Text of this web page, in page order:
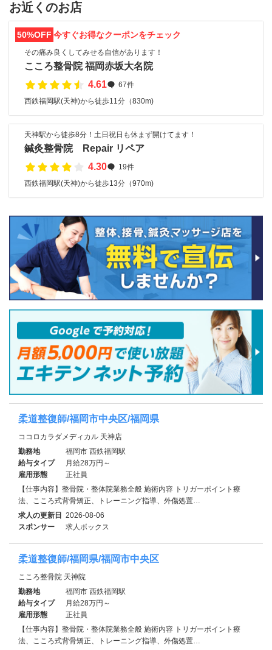
お近くのお店
50%OFF 今すぐお得なクーポンをチェック
その痛み良くしてみせる自信があります！
こころ整骨院 福岡赤坂大名院
4.61
67件
西鉄福岡駅(天神)から徒歩11分（830m)
天神駅から徒歩8分！土日祝日も休まず開けてます！
鍼灸整骨院 Repair リペア
4.30
19件
西鉄福岡駅(天神)から徒歩13分（970m)
柔道整復師/福岡市中央区/福岡県
ココロカラダメディカル 天神店
勤務地
福岡市 西鉄福岡駅
給与タイプ
月給28万円～
雇用形態
正社員
【仕事内容】整骨院・整体院業務全般 施術内容 トリガーポイント療
法、こころ式背骨矯正、トレーニング指導、外傷処置…
求人の更新日 2026-08-06
スポンサー
求人ボックス
柔道整復師/福岡県/福岡市中央区
こころ整骨院 天神院
勤務地
福岡市 西鉄福岡駅
給与タイプ
月給28万円～
雇用形態
正社員
【仕事内容】整骨院・整体院業務全般 施術内容 トリガーポイント療
法、こころ式背骨矯正、トレーニング指導、外傷処置…